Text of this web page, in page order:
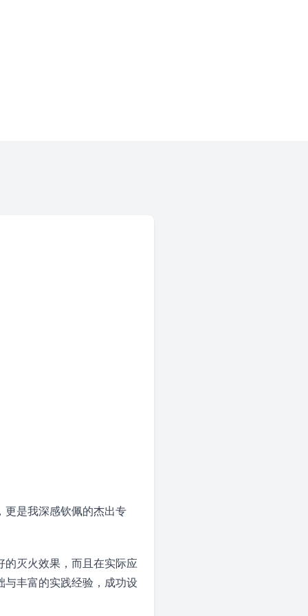
更是我深感钦佩的杰出专
的灭火效果，而且在实际应
丰富的实践经验，成功设